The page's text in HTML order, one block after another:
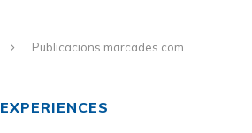
Publicacions marcades com
EXPERIENCES